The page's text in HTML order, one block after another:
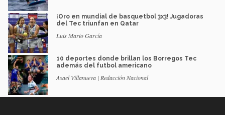
¡Oro en mundial de basquetbol 3x3! Jugadoras
del Tec triunfan en Qatar
Luis Mario García
10 deportes donde brillan los Borregos Tec
además del futbol americano
Asael Villanueva | Redacción Nacional